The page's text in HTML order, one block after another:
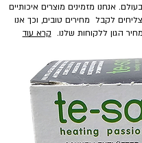
אנחנו מזמינים מוצרים איכותיים
לקבל מחירים טובים, וכך אנו
הגון ללקוחות שלנו. קרא עוד